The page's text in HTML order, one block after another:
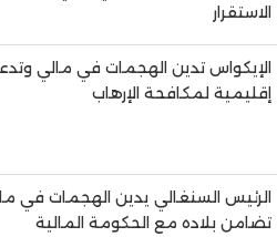
الاستقرار
الإيكواس تدين الهجمات في مالي
إقليمية لمكافحة الإرهاب
الرئيس السنغالي يدين الهجمات في
تضامن بلاده مع الحكومة المالية